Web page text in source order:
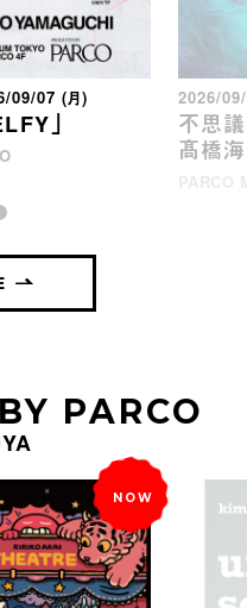
09/07 (月)
」
2026/
不思
髙橋
PARCO